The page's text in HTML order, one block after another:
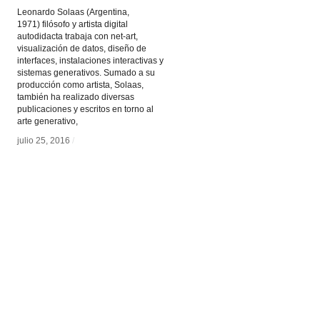
Leonardo Solaas (Argentina,
1971) filósofo y artista digital
autodidacta trabaja con net-art,
visualización de datos, diseño de
interfaces, instalaciones interactivas y
sistemas generativos. Sumado a su
producción como artista, Solaas,
también ha realizado diversas
publicaciones y escritos en torno al
arte generativo,
julio 25, 2016 /
julio 25, 2016 /